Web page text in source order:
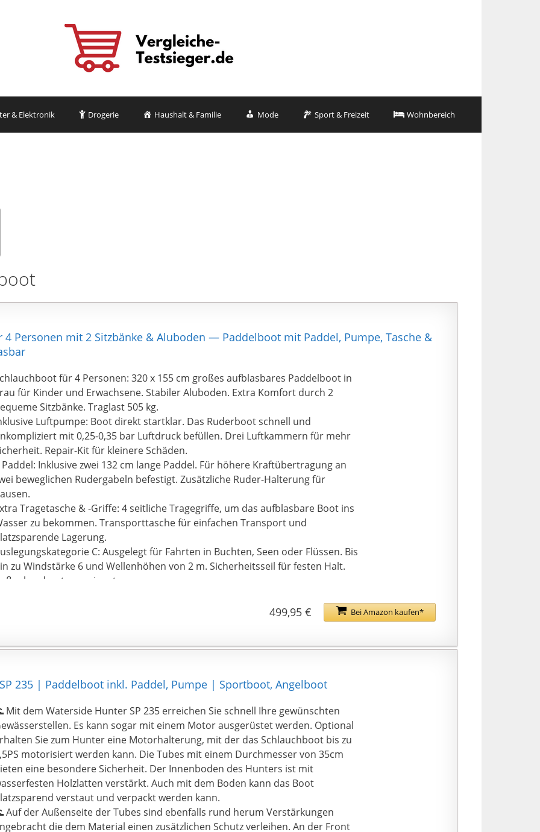
& Elektronik Drogerie Haushalt & Familie Mode Sport & Freizeit Wohnbereich
Personen mit 2 Sitzbänke & Aluboden — Paddelboot mit Paddel, Pumpe, Tasche &
für 4 Personen: 320 x 155 cm großes aufblasbares Paddelboot in
für Kinder und Erwachsene. Stabiler Aluboden. Extra Komfort durch 2
Sitzbänke. Traglast 505 kg.
Luftpumpe: Boot direkt startklar. Das Ruderboot schnell und
mit 0,25-0,35 bar Luftdruck befüllen. Drei Luftkammern für mehr
Repair-Kit für kleinere Schäden.
Paddel: Inklusive zwei 132 cm lange Paddel. Für höhere Kraftübertragung an
beweglichen Rudergabeln befestigt. Zusätzliche Ruder-Halterung für
Tragetasche & -Griffe: 4 seitliche Tragegriffe, um das aufblasbare Boot ins
zu bekommen. Transporttasche für einfachen Transport und
Lagerung.
C: Ausgelegt für Fahrten in Buchten, Seen oder Flüssen. Bis
zu Windstärke 6 und Wellenhöhen von 2 m. Sicherheitsseil für festen Halt.
geeignet.
Bei Amazon kaufen*
499,95 €
235 | Paddelboot inkl. Paddel, Pumpe | Sportboot, Angelboot
Mit dem Waterside Hunter SP 235 erreichen Sie schnell Ihre gewünschten
Es kann sogar mit einem Motor ausgerüstet werden. Optional
Sie zum Hunter eine Motorhalterung, mit der das Schlauchboot bis zu
motorisiert werden kann. Die Tubes mit einem Durchmesser von 35cm
eine besondere Sicherheit. Der Innenboden des Hunters ist mit
Holzlatten verstärkt. Auch mit dem Boden kann das Boot
verstaut und verpackt werden kann.
Auf der Außenseite der Tubes sind ebenfalls rund herum Verstärkungen
die dem Material einen zusätzlichen Schutz verleihen. An der Front